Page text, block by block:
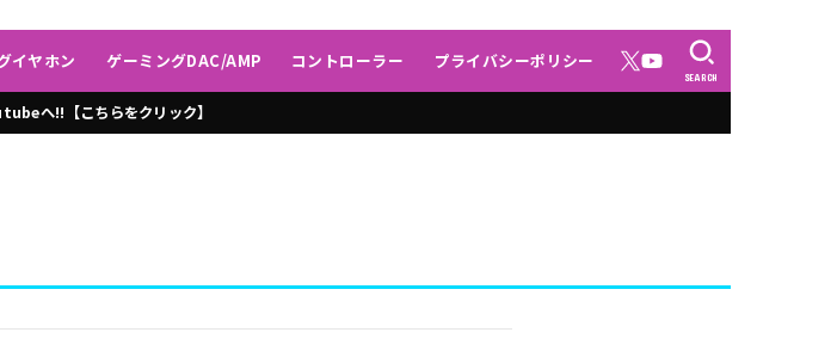
イヤホン ゲーミングDAC/AMP コントローラー プライバシーポリシー
SEARCH
へ!!【こちらをクリック】